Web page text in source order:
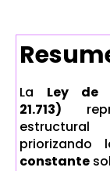
La Ley de
21.713)
priorizando
constante